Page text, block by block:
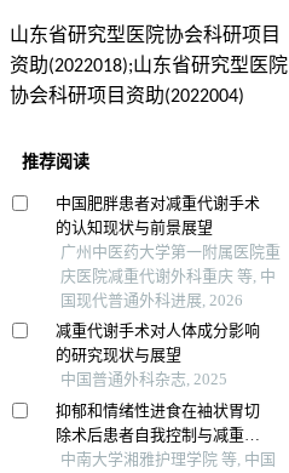
山东省研究型医院协会科研项目
资助(2022018);山东省研究型医院
协会科研项目资助(2022004)